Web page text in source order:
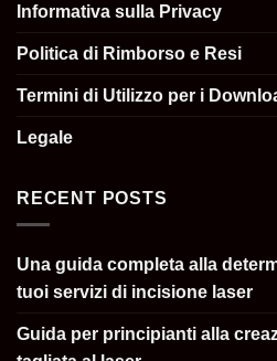
Informativa sulla Privacy
Politica di Rimborso e Resi
Termini di Utilizzo per i
Legale
RECENT POSTS
Una guida completa alla
tuoi servizi di incisione laser
Guida per principianti alla